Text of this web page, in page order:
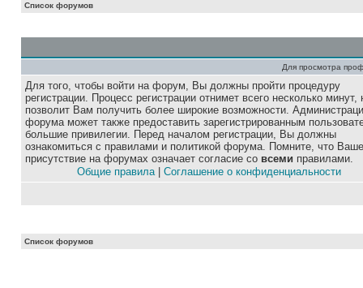
Список форумов
Для просмотра
Для того, чтобы войти на форум, Вы должны пройти процедуру
регистрации. Процесс регистрации отнимет всего несколько минут,
позволит Вам получить более широкие возможности.
форума может также предоставить зарегистрированным
большие привилегии. Перед началом регистрации, Вы должны
ознакомиться с правилами и политикой форума. Помните, что Ваше
присутствие на форумах означает согласие со всеми правилами.
Общие правила| Соглашение о конфиденциальности
Список форумов